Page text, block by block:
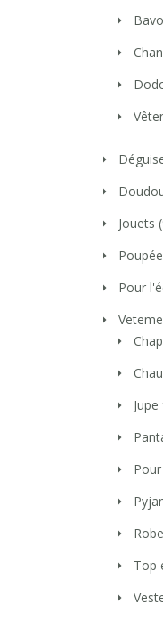
Jouets
Pour
Jupe
Top